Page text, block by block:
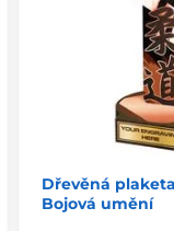
Dřevěná
Bojová umění